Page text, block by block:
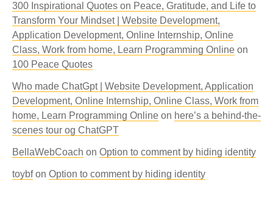
300 Inspirational Quotes on Peace, Gratitude, and Life to
Transform Your Mindset | Website Development,
Application Development, Online Internship, Online
Class, Work from home, Learn Programming Online on
100 Peace Quotes
Who made ChatGpt | Website Development, Application
Development, Online Internship, Online Class, Work from
home, Learn Programming Online on here’s a behind-the-
scenes tour og ChatGPT
BellaWebCoach on Option to comment by hiding identity
toybfon Option to comment by hiding identity